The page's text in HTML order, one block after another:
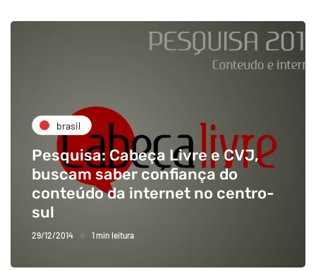
brasil
Pesquisa: Cabeça Livre e CVJ,
buscam saber confiança do
conteúdo da internet no centro-
sul
29/12/2014 1 min leitura